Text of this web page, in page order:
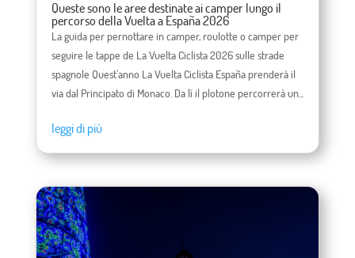
Queste sono le aree destinate ai camper lungo il
percorso della Vuelta a España 2026
La guida per pernottare in camper, roulotte o camper per
seguire le tappe de La Vuelta Ciclista 2026 sulle strade
spagnole Quest'anno La Vuelta Ciclista España prenderà il
via dal Principato di Monaco. Da lì il plotone percorrerà un...
leggi di più